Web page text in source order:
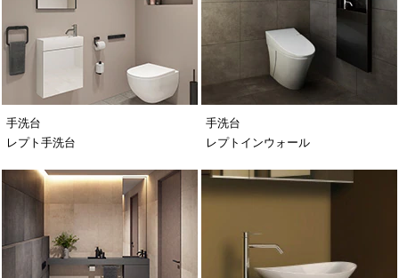
手洗台
レプト手洗台
手洗台
レプトインウォール